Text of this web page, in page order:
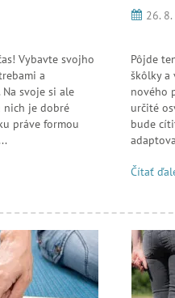
Vybavte svojho
a
Na svoje si ale
nich je dobré
práve formou
26.
Pôjde
škôlky a
nového
určité
bude
Čítať